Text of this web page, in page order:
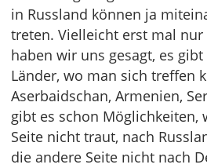
in Russland können ja
treten. Vielleicht erst mal
haben wir uns gesagt, es
Länder, wo man sich treffen
Aserbaidschan, Armenien,
gibt es schon Möglichkeiten,
Seite nicht traut, nach
die andere Seite nicht nach